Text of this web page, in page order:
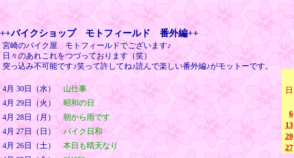
++バイクショップ モトフィールド 番外編++
宮崎のバイク屋 モトフィールドでございます♪
日々のあれこれをつづっております（笑）
突っ込み不可能です♪笑って許してね♪読んで楽しい番外編♪がモットーです。
4月 30日（水）
山仕事
4月 29日（火）
昭和の日
4月 28日（月）
朝から雨です
4月 27日（日）
バイク日和
4月 26日（土）
本日も晴天なり
日
6
13
20
27